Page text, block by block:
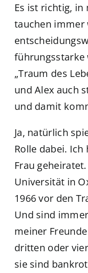
Es ist richtig, in
tauchen immer
führungsstarke
„Traum des
und Alex auch
und damit
Ja, natürlich
Rolle dabei.
Frau
Universität in
1966 vor den
Und sind
meiner
dritten oder
sie sind